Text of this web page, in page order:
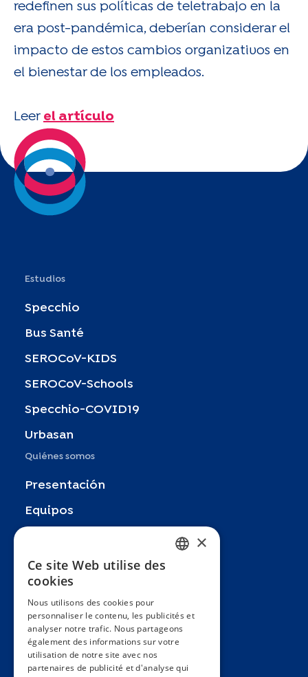
redefinen sus políticas de teletrabajo en la
era post-pandémica, deberían considerar el
impacto de estos cambios organizativos en
el bienestar de los empleados.
Leer el artículo
Estudios
Specchio
Bus Santé
SEROCoV-KIDS
SEROCoV-Schools
Specchio-COVID19
Urbasan
Quiénes somos
Presentación
Equipos
Publicaciones
Zoom In
FAQ
Contacto
Condiciones generales
FRENCH
SPANISH
GERMAN
ITALIAN
×
Ce site Web utilise des
cookies
Nous utilisons des cookies pour
personnaliser le contenu, les publicités et
analyser notre trafic. Nous partageons
également des informations sur votre
utilisation de notre site avec nos
partenaires de publicité et d'analyse qui